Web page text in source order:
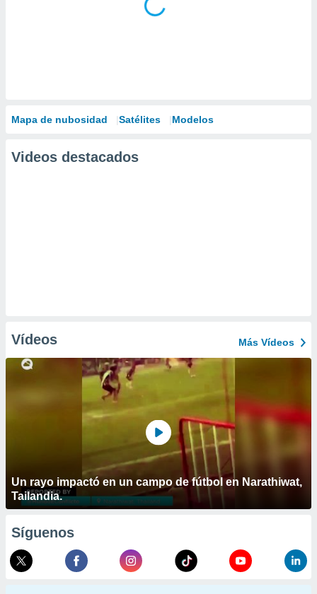
Mapa de nubosidad Satélites Modelos
Videos destacados
Vídeos Más Vídeos
Un rayo impactó en un campo de fútbol en Narathiwat,
Tailandia.
Síguenos